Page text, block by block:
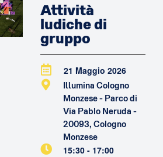
Attività
ludiche di
gruppo
21 Maggio 2026
Illumina Cologno
Monzese - Parco di
Via Pablo Neruda -
20093, Cologno
Monzese
15:30 - 17:00